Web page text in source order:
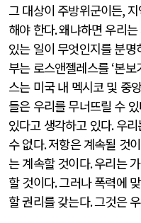
그 대상이 주방위군이든,
해야 한다.왜냐하면 우리
있는 일이 무엇인지를 분
부는 로스앤젤레스를‘본보
스는 미국 내 멕시코 및 중
들은 우리를 무너뜨릴 수
있다고 생각하고 있다.우
수 없다.저항은 계속될 것
는 계속할 것이다.우리는
할 것이다.그러나 폭력에
할 권리를 갖는다.그것은